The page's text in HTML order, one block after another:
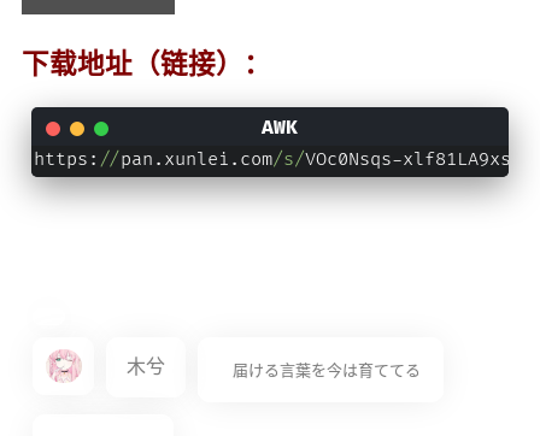
下载地址（链接）：
https: //pan.xunlei.com/s/VOc0Nsqs-
木兮 届ける言葉を今は育ててる